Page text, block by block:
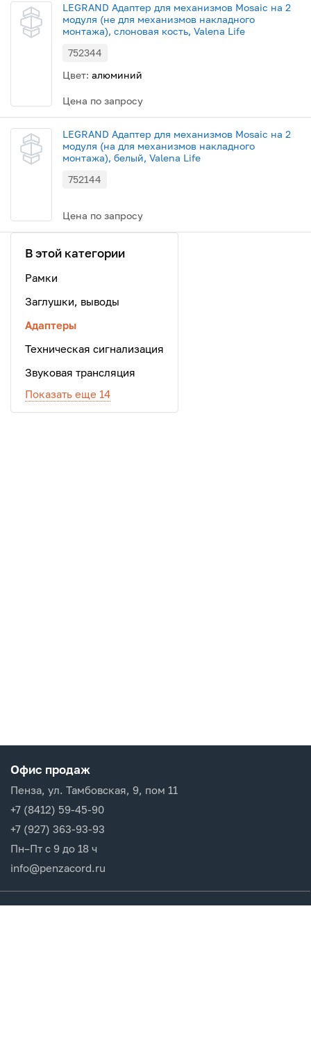
LEGRAND Адаптер для механизмов Mosaic на 2
модуля (не для механизмов накладного
монтажа), слоновая кость, Valena Life
752344
Цвет: алюминий
Цена по запросу
LEGRAND Адаптер для механизмов Mosaic на 2
модуля (на для механизмов накладного
монтажа), белый, Valena Life
752144
Цена по запросу
В этой категории
Рамки
Заглушки, выводы
Адаптеры
Техническая сигнализация
Звуковая трансляция
Показать еще 14
Офис продаж
Пенза, ул. Тамбовская, 9, пом 11
+7 (8412) 59-45-90
+7 (927) 363-93-93
Пн–Пт с 9 до 18 ч
info@penzacord.ru
Производители